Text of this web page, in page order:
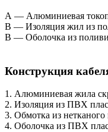
А — Алюминиевая
В — Изоляция жил из
В — Оболочка из
Конструкция
1. Алюминиевая жила
2. Изоляция из ПВХ
3. Обмотка из нетканого
4. Оболочка из ПВХ